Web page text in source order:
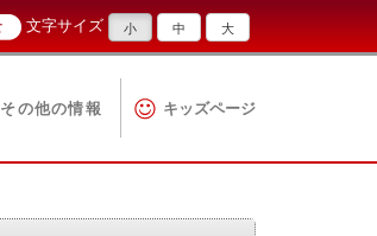
文字サイズ 小 中 大
その他の情報 キッズページ